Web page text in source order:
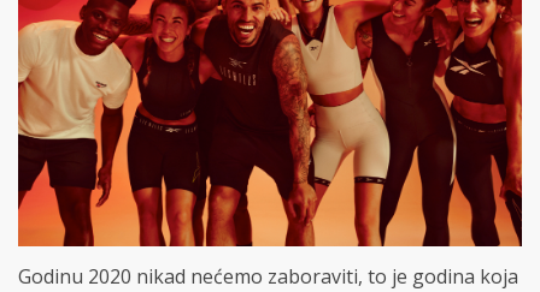
Godinu 2020 nikad nećemo zaboraviti, to je godina koja